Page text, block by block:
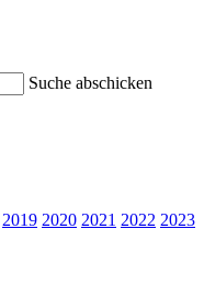
Suche abschicken
2019 2020 2021 2022 2023